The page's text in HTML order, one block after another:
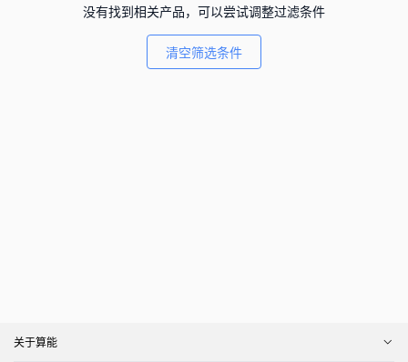
没有找到相关产品，可以尝试调整过滤条件
清空筛选条件
关于算能